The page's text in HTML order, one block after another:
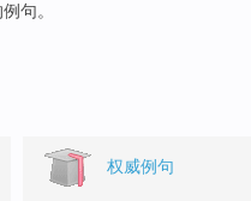
句。
权威例句